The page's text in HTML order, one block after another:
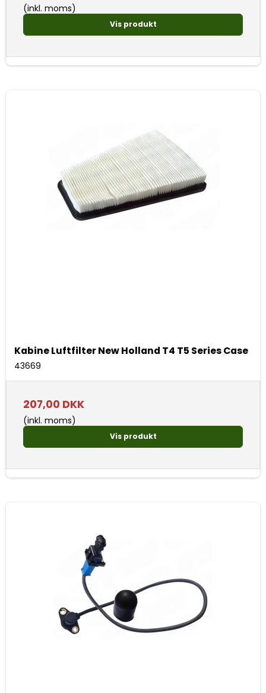
(inkl. moms)
Vis produkt
Kabine Luftfilter New Holland T4 T5 Series Case
43669
207,00 DKK
(inkl. moms)
Vis produkt